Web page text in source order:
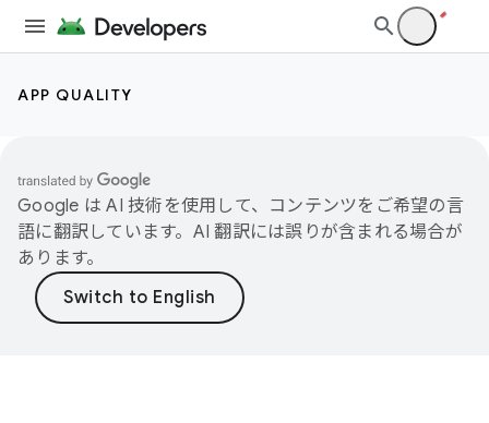
APP QUALITY
Google は AI 技術を使用して、コンテンツをご希望の言
語に翻訳しています。AI 翻訳には誤りが含まれる場合が
あります。